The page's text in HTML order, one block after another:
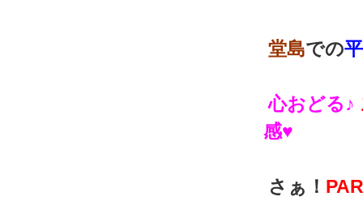
堂島での
心おどる♪
感♥
さぁ！